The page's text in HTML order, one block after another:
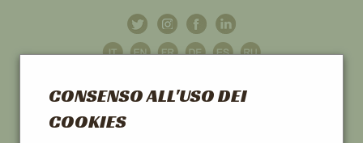
CONSENSO ALL'USO DEI
COOKIES